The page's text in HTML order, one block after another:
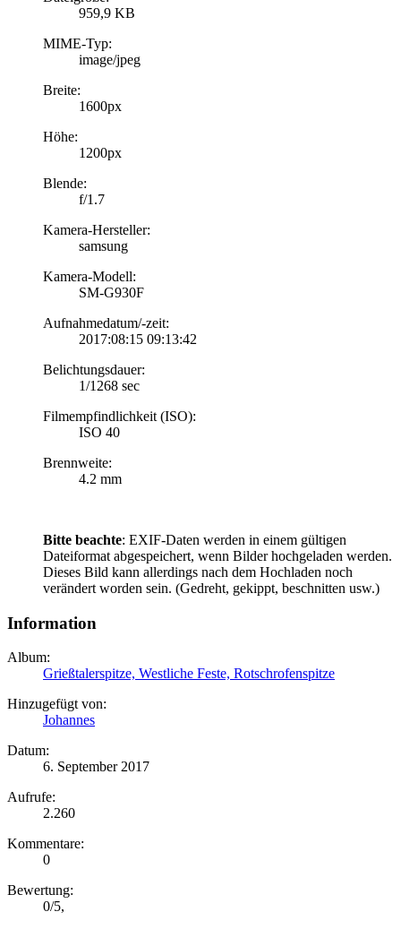
959,9 KB
MIME-Typ:
image/jpeg
Breite:
1600px
Höhe:
1200px
Blende:
f/1.7
Kamera-Hersteller:
samsung
Kamera-Modell:
SM-G930F
Aufnahmedatum/-zeit:
2017:08:15 09:13:42
Belichtungsdauer:
1/1268 sec
Filmempfindlichkeit (ISO):
ISO 40
Brennweite:
4.2 mm
Bitte beachte: EXIF-Daten werden in einem gültigen
Dateiformat abgespeichert, wenn Bilder hochgeladen werden.
Dieses Bild kann allerdings nach dem Hochladen noch
verändert worden sein. (Gedreht, gekippt, beschnitten usw.)
Information
Album:
Grießtalerspitze, Westliche Feste, Rotschrofenspitze
Hinzugefügt von:
Johannes
Datum:
6. September 2017
Aufrufe:
2.260
Kommentare:
0
Bewertung:
0/5,